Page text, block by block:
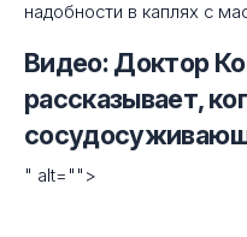
надобности в каплях с
Видео: Доктор
рассказывает,
" alt="">